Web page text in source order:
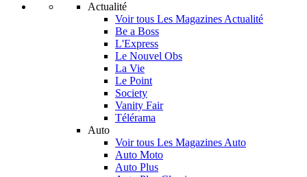
Actualité
Voir tous Les Magazines Actualité
Be a Boss
L'Express
Le Nouvel Obs
La Vie
Le Point
Society
Vanity Fair
Télérama
Auto
Voir tous Les Magazines Auto
Auto Moto
Auto Plus